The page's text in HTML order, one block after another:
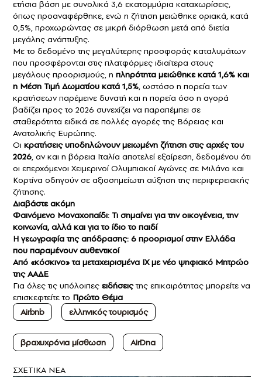
ετήσια βάση με συνολικά 3,6 εκατομμύρια καταχωρίσεις,
όπως προαναφέρθηκε, ενώ η ζήτηση μειώθηκε οριακά, κατά
0,5%, προχωρώντας σε μικρή διόρθωση μετά από διετία
μεγάλης ανάπτυξης.
Με το δεδομένο της μεγαλύτερης προσφοράς καταλυμάτων
που προσφέρονται στις πλατφόρμες ιδιαίτερα στους
μεγάλους προορισμούς, η πληρότητα μειώθηκε κατά 1,6% και
η Μέση Τιμή Δωματίου κατά 1,5%, ωστόσο η πορεία των
κρατήσεων παρέμεινε δυνατή και η πορεία όσο η αγορά
βαδίζει προς το 2026 συνεχίζει να παραπέμπει σε
σταθερότητα ειδικά σε πολλές αγορές της Βόρειας και
Ανατολικής Ευρώπης.
Οι κρατήσεις υποδηλώνουν μειωμένη ζήτηση στις αρχές του
2026, αν και η βόρεια Ιταλία αποτελεί εξαίρεση, δεδομένου ότι
οι επερχόμενοι Χειμερινοί Ολυμπιακοί Αγώνες σε Μιλάνο και
Κορτίνα οδηγούν σε αξιοσημείωτη αύξηση της περιφερειακής
ζήτησης.
Διαβάστε ακόμη
Φαινόμενο Μοναχοπαίδι: Τι σημαίνει για την οικογένεια, την
κοινωνία, αλλά και για το ίδιο το παιδί
Η γεωγραφία της απόδρασης: 6 προορισμοί στην Ελλάδα
που παραμένουν αυθεντικοί
Από «κόσκινο»τα μεταχειρισμένα ΙΧ με νέο ψηφιακό Μητρώο
της ΑΑΔΕ
Για όλες τις υπόλοιπες ειδήσειςτης επικαιρότητας μπορείτε να
επισκεφτείτε το Πρώτο Θέμα
Airbnb
ελληνικός τουρισμός
βραχυχρόνια μίσθωση AirDna
ΣXETIKA NEA